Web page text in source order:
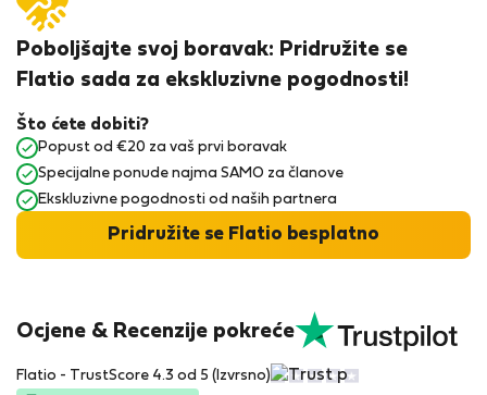
Ocjene & Recenzije pokreće
Flatio - TrustScore 4.3 od 5 (Izvrsno)
Poboljšajte svoj boravak: Pridružite se
Flatio sada za ekskluzivne pogodnosti!
Što ćete dobiti?
Popust od €20 za vaš prvi boravak
Specijalne ponude najma SAMO za članove
Ekskluzivne pogodnosti od naših partnera
Pridružite se Flatio besplatno